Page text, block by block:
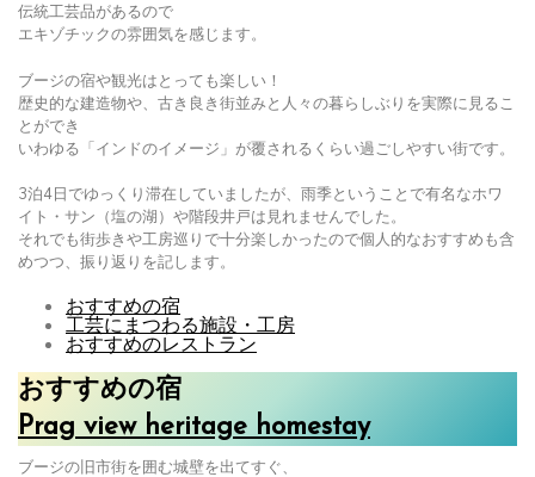
伝統工芸品があるので
エキゾチックの雰囲気を感じます。
ブージの宿や観光はとっても楽しい！
歴史的な建造物や、古き良き街並みと人々の暮らしぶりを実際に見るこ
とができ
いわゆる「インドのイメージ」が覆されるくらい過ごしやすい街です。
3泊4日でゆっくり滞在していましたが、雨季ということで有名なホワ
イト・サン（塩の湖）や階段井戸は見れませんでした。
それでも街歩きや工房巡りで十分楽しかったので個人的なおすすめも含
めつつ、振り返りを記します。
おすすめの宿
工芸にまつわる施設・工房
おすすめのレストラン
おすすめの宿
Prag view heritage homestay
ブージの旧市街を囲む城壁を出てすぐ、